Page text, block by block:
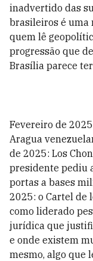
inadvertido das
brasileiros é uma
quem lê
progressão que
Brasília parece
Fevereiro de
Aragua
de 2025: Los
presidente pediu
portas a bases
2025: o Cartel de
como liderado
jurídica que
e onde existem
mesmo, algo que